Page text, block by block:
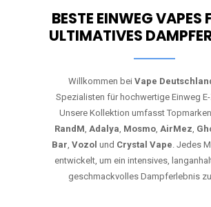
BESTE EINWEG VAPES
ULTIMATIVES
Willkommen bei Vape
Spezialisten für hochwertige Einweg
Unsere Kollektion umfasst
RandM, Adalya, Mosmo, AirMez,
Bar, Vozol und Crystal Vape. Jedes
entwickelt, um ein intensives,
geschmackvolles Dampferlebnis